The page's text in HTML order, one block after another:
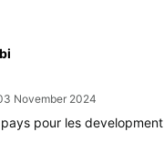
November 2024
pour les development